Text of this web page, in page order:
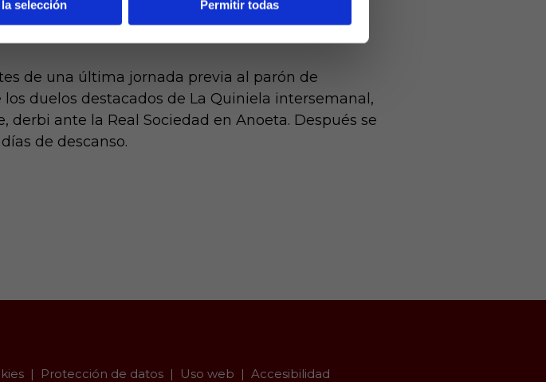
selección Permitir todas
el que espera conseguir la clasificación para
de una última jornada previa al parón de
duelos destacados de La Quiniela intersemanal,
ante la Real Sociedad en Anoeta. Después se
de descanso.
Protección de datos Uso web Accesibilidad